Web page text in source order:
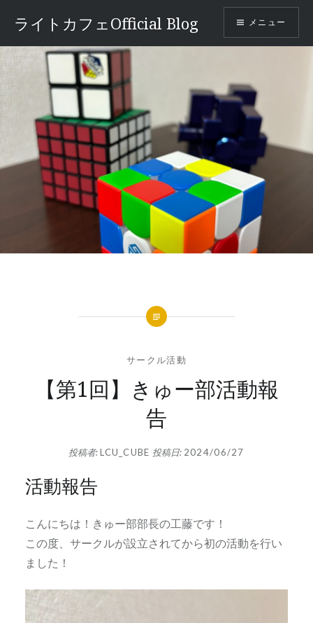
テ
プ
ライトカフェOfficial Blog メニュー
サークル活動
【第1回】きゅー部活動報
告
投稿者:LCU_CUBE 投稿日: 2024/06/27
活動報告
こんにちは！きゅー部部長の工藤です！
この度、サークルが設立されてから初の活動を行い
ました！